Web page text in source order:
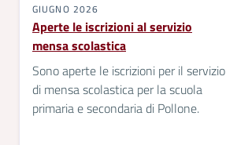
GIUGNO 2026
Aperte le iscrizioni al servizio
mensa scolastica
Sono aperte le iscrizioni per il servizio
di mensa scolastica per la scuola
primaria e secondaria di Pollone.